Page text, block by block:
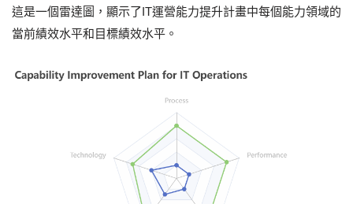
這是一個雷達圖，顯示了IT運營能力提升計畫中每個能力領域的
當前績效水平和目標績效水平。